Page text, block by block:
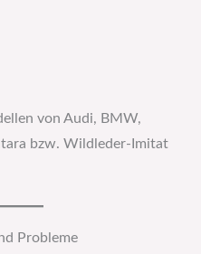
von Audi, BMW,
bzw. Wildleder-Imitat
Probleme